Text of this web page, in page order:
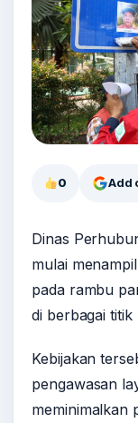
0 Add
Dinas
mulai
pada rambu
di berbagai
Kebijakan
pengawasan
meminimalkan